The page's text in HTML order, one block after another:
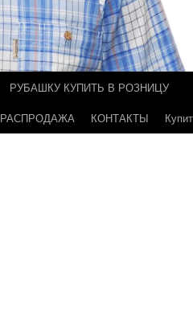
РУБАШКУ КУПИТЬ В РОЗНИЦУ
РАСПРОДАЖА КОНТАКТЫ